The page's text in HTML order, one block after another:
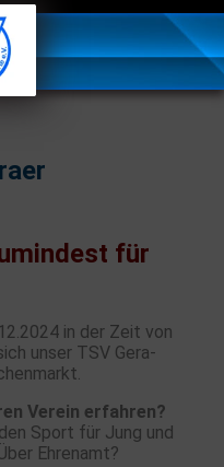
für
in der Zeit von
unser TSV Gera-
Verein erfahren?
Sport für Jung und
Ehrenamt?